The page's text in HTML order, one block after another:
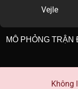
Vejle
MÔ PHỎNG TRẬN
Không